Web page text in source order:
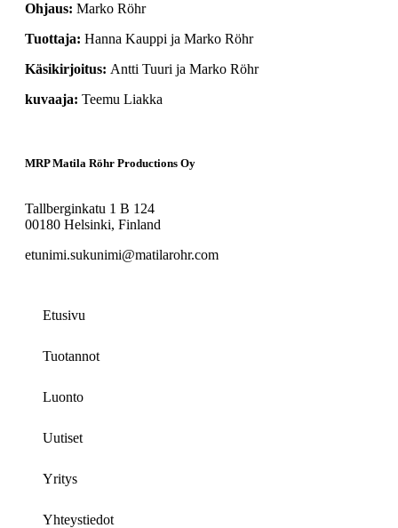
Marko Röhr
Hanna Kauppi ja Marko Röhr
Antti Tuuri ja Marko Röhr
Teemu Liakka
MRP Matila Röhr Productions Oy
Tallberginkatu 1 B 124
00180 Helsinki, Finland
etunimi.sukunimi@matilarohr.com
Etusivu
Tuotannot
Luonto
Uutiset
Yritys
Yhteystiedot